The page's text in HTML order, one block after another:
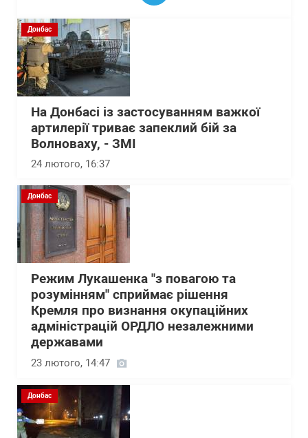
Донбас
На Донбасі із застосуванням важкої
артилерії триває запеклий бій за
Волноваху, - ЗМІ
24 лютого, 16:37
Донбас
Режим Лукашенка "з повагою та
розумінням" сприймає рішення
Кремля про визнання окупаційних
адміністрацій ОРДЛО незалежними
державами
23 лютого, 14:47
Донбас